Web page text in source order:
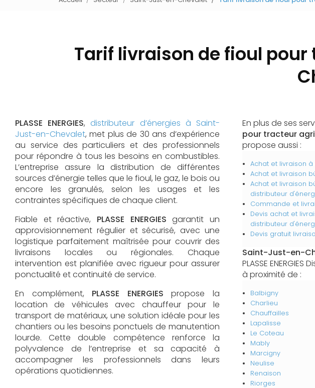
Tarif livraison de fioul
PLASSE ENERGIES,distributeur d’énergies à Saint-
Just-en-Chevalet, met plus de 30 ans d’expérience
au service des particuliers et des professionnels
pour répondre à tous les besoins en combustibles.
L’entreprise assure la distribution de différentes
sources d’énergie telles que le fioul, le gaz, le bois ou
encore les granulés, selon les usages et les
contraintes spécifiques de chaque client.
Fiable et réactive, PLASSE ENERGIES garantit un
approvisionnement régulier et sécurisé, avec une
logistique parfaitement maîtrisée pour couvrir des
livraisons locales ou régionales. Chaque
intervention est planifiée avec rigueur pour assurer
ponctualité et continuité de service.
En complément, PLASSE ENERGIES propose la
location de véhicules avec chauffeur pour le
transport de matériaux, une solution idéale pour les
chantiers ou les besoins ponctuels de manutention
lourde. Cette double compétence renforce la
polyvalence de l’entreprise et sa capacité à
accompagner les professionnels dans leurs
opérations quotidiennes.
En plus de ses
pour tracteur
propose aussi :
Achat et livraison
Achat et livraison
Achat et livraison
distributeur
Commande et
Devis achat et
distributeur
Devis gratuit
Saint-Just-en-
PLASSE
à proximité de :
Balbigny
Charlieu
Chauffailles
Lapalisse
Le Coteau
Mably
Marcigny
Neulise
Renaison
Riorges